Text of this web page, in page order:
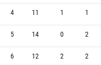
4 11 1 1
5 14 0 2
6 12 2 2